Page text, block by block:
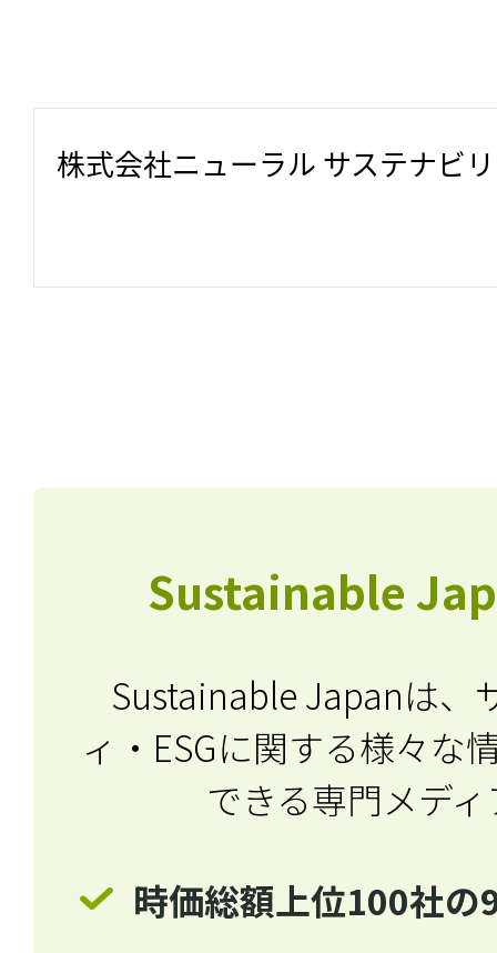
株式会社ニューラル サステナビ
Sustainable
Sustainable Japanは、
ィ・ESGに関する様々な
できる専門メデ
時価総額上位100社